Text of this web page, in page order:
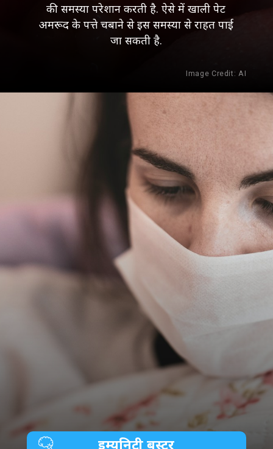
की समस्या परेशान करती है. ऐसे में खाली पेट
अमरूद के पत्ते चबाने से इस समस्या से राहत पाई
जा सकती है.
Image Credit: AI
इम्यूनिटी बूस्टर